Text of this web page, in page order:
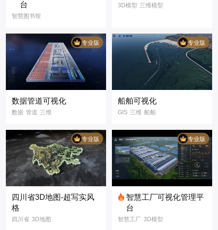
台
智慧图书馆
3D模型 三维模型
可视化大屏
智慧矿区
煤矿矿场
煤场作业
专业版
数据管道可视化
数据 管道 三维
科技风 写实风
专业版
船舶可视化
GIS 三维 船舶
数据可视化
智慧港口 数字航运
专业版
四川省3D地图-超写实风
格
四川省 3D地图
专业版
智慧工厂可视化管理平
台
智慧工厂 3D模型